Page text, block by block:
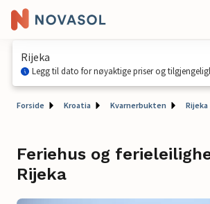
Rijeka
Legg til dato for nøyaktige priser og
Forside Kroatia Kvarnerbukten Rijeka
Feriehus og
Rijeka